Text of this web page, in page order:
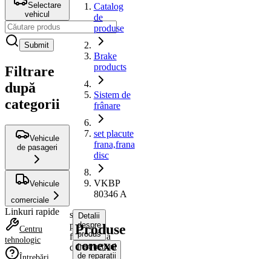
Selectare
vehicul
Submit
Filtrare
după
categorii
Vehicule
de pasageri
Vehicule
comerciale
Linkuri rapide
Centru
tehnologic
Catalog
de
produse
Brake
products
Sistem de
frânare
set placute
frana,frana
disc
VKBP
80346 A
set
placute
frana,frana
disc
Detalii
despre
produs
Instrucțiuni
de reparații
Produse
conexe